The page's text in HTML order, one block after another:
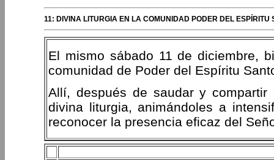
11: DIVINA LITURGIA EN LA COMUNIDAD PODER DEL ESPÍRITU
El mismo sábado 11 de diciembre,
comunidad de Poder del Espíritu
Allí, después de saudar y
divina liturgia, animándoles a
reconocer la presencia eficaz del